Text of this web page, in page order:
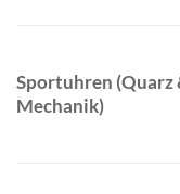
Sportuhren (Quarz
Mechanik)